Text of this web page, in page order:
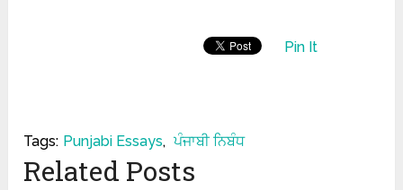
Pin It
Tags: Punjabi Essays, ਪੰਜਾਬੀ ਨਿਬੰਧ
Related Posts